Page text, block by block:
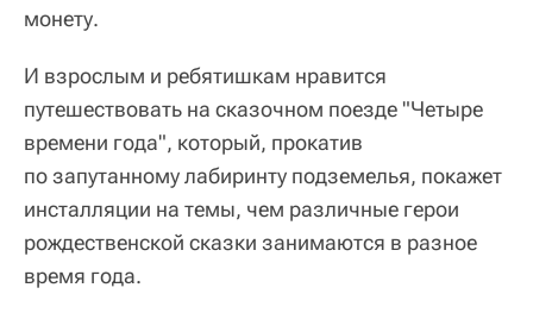
монету.
И взрослым и ребятишкам нравится
путешествовать на сказочном поезде "Четыре
времени года", который, прокатив
по запутанному лабиринту подземелья, покажет
инсталляции на темы, чем различные герои
рождественской сказки занимаются в разное
время года.